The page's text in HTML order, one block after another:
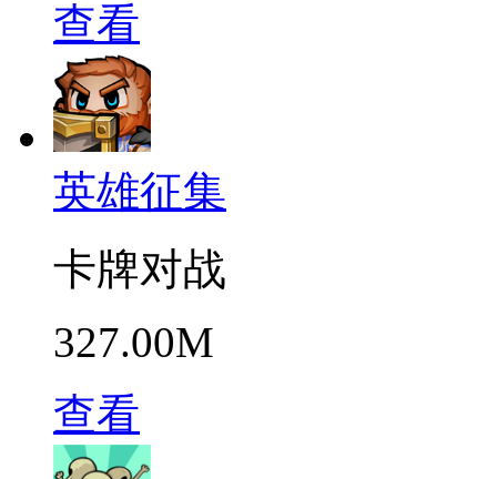
查看
英雄征集
卡牌对战
327.00M
查看